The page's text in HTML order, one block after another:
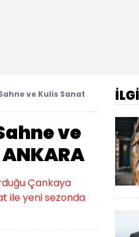
ve Kulis Sanat
ve
Çankaya
ile yeni sezonda